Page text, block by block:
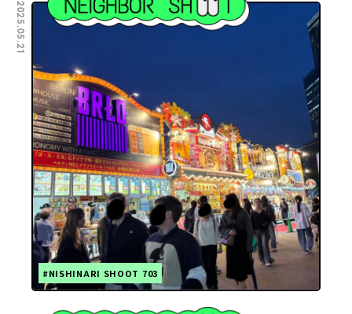
2025.05.21
#NISHINARI SHOOT 703